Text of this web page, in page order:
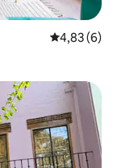
4,83 de uma
4,83 (6)